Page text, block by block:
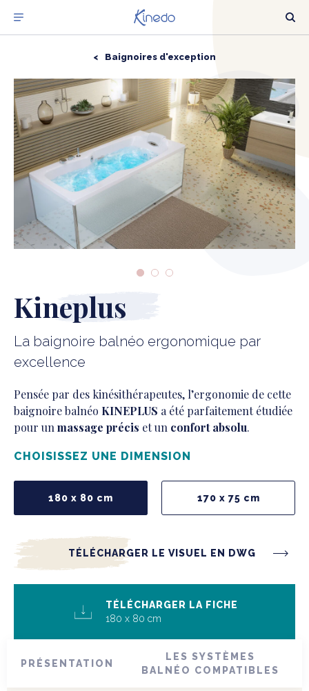
NOTRE OFFRE
DÉCOUVRIR LA BALNÉO
OÙ TROUVER NOS PRODUITS ?
OBTENIR UNE ESTIMATION
ACTUALITÉS
NOTRE EXPERTISE BALNÉO
NOTRE GROUPE
DOCUMENTATION
SHOWROOM VIRTUEL
Baignoires d'exception
Kineplus
La baignoire balnéo ergonomique par
excellence
Pensée par des kinésithérapeutes, l’ergonomie de cette
baignoire balnéo KINEPLUS a été parfaitement étudiée
pour unmassage précis et un confort absolu.
CHOISISSEZ UNE DIMENSION
180 x 80 cm 170 x 75 cm
TÉLÉCHARGER LE VISUEL EN DWG
TÉLÉCHARGER LA FICHE
180 x 80 cm
PRÉSENTATION
LES SYSTÈMES
BALNÉO COMPATIBLES